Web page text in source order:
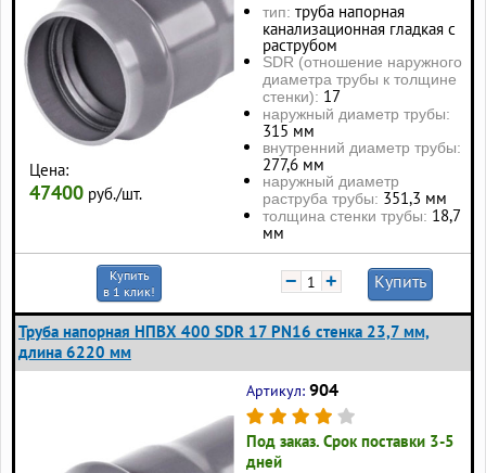
Цена:
47400 руб./шт.
тип: труба напорная
канализационная гладкая с
раструбом
SDR (отношение наружного
диаметра трубы к толщине
стенки): 17
наружный диаметр трубы:
315 мм
внутренний диаметр трубы:
277,6 мм
наружный диаметр
раструба трубы: 351,3 мм
толщина стенки трубы: 18,7
мм
Купить
в 1 клик!
− + Купить
Труба напорная НПВХ 400 SDR 17 PN16 стенка 23,7 мм,
длина 6220 мм
Артикул: 904
Под заказ. Срок поставки 3-5
дней